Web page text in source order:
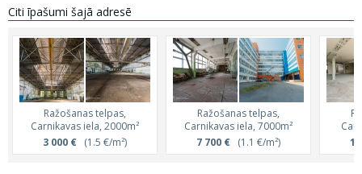
Citi īpašumi šajā adresē
Ražošanas telpas,
Carnikavas iela, 2000m²
3 000 € (1.5 €/m²)
Ražošanas telpas,
Carnikavas iela, 7000m²
7 700 € (1.1 €/m²)
1